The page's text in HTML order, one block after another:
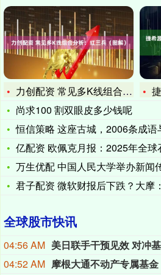
力创配资 常见多K线组合分析：红三兵（图解）
捷
尚求100 割双眼皮多少钱呢
恒信策略 这座古城，2006条成语
亿配资 欧佩克月报：2025年全球石
万生优配 中国人民大学举办新闻传播
君子配资 微软财报后下跌？大摩：公
全球股市快讯
04:56 AM 美日联手干预见效 对冲
04:52 AM